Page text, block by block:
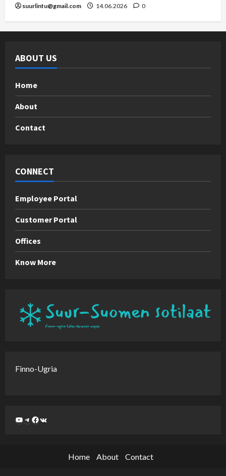
suurlintu@gmail.com 14.06.2026 0
ABOUT US
Home
About
Contact
CONNECT
Employee Portal
Customer Portal
Offices
Know More
Finno-Ugria
Home About Contact